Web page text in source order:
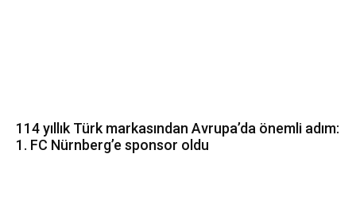
114 yıllık Türk markasından Avrupa’da önemli adım:
1. FC Nürnberg’e sponsor oldu